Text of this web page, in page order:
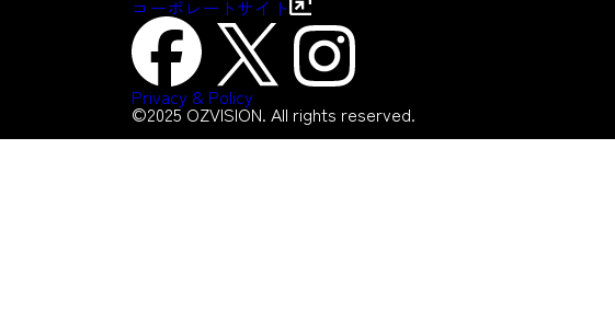
コーポレートサイト
Privacy & Policy
©2025 OZVISION. All rights reserved.